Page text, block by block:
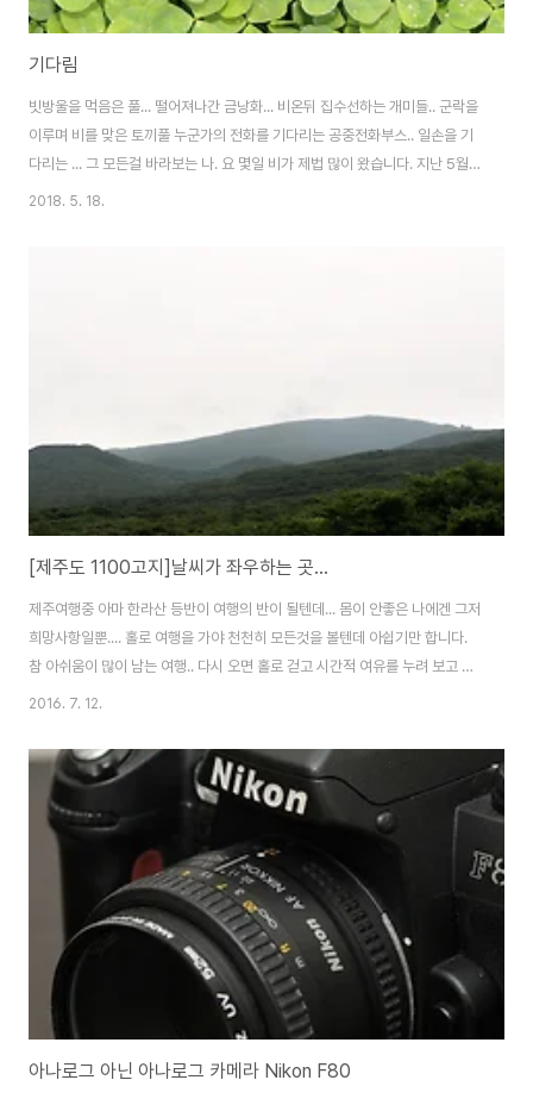
기다림
빗방울을 먹음은 풀... 떨어져나간 금낭화... 비온뒤 집수선하는 개미들.. 군락을
이루며 비를 맞은 토끼풀 누군가의 전화를 기다리는 공중전화부스.. 일손을 기
다리는 ... 그 모든걸 바라보는 나. 요 몇일 비가 제법 많이 왔습니다. 지난 5월
6일~7일 1박2일로 홍천 내촌의 반딧불이팬션에 다녀왔습니다. 마지막 여행
2018. 5. 18.
[제주도 1100고지]날씨가 좌우하는 곳...
제주여행중 아마 한라산 등반이 여행의 반이 될텐데... 몸이 안좋은 나에겐 그저
희망사항일뿐.... 홀로 여행을 가야 천천히 모든것을 볼텐데 아쉽기만 합니다.
참 아쉬움이 많이 남는 여행.. 다시 오면 홀로 걷고 시간적 여유를 누려 보고 싶
은 제주도..... 2016-06-08
2016. 7. 12.
아나로그 아닌 아나로그 카메라 Nikon F80